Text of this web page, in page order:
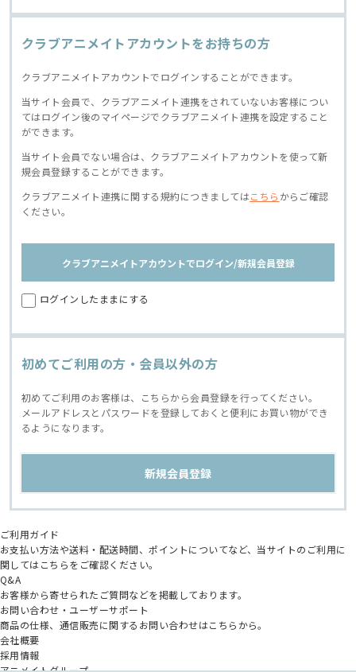
クラブアニメイトアカウントをお持ちの方
クラブアニメイトアカウントでログインすることができます。
当サイト会員で、クラブアニメイト連携をされていないお客様につい
てはログイン後のマイページでクラブアニメイト連携を設定すること
ができます。
当サイト会員でない場合は、クラブアニメイトアカウントを使って新
規会員登録することができます。
クラブアニメイト連携に関する規約につきましてはこちら からご確認
ください。
クラブアニメイトアカウントでログイン/新規会員登録
ログインしたままにする
初めてご利用の方・会員以外の方
初めてご利用のお客様は、こちらから会員登録を行ってください。
メールアドレスとパスワードを登録しておくと便利にお買い物ができ
るようになります。
ご利用ガイド
お支払い方法や送料・配送時間、ポイントについてなど、当サイトのご利用に
関してはこちらをご確認ください。
Q&A
お客様から寄せられたご質問などを掲載しております。
お問い合わせ・ユーザーサポート
商品の仕様、通信販売に関するお問い合わせはこちらから。
会社概要
採用情報